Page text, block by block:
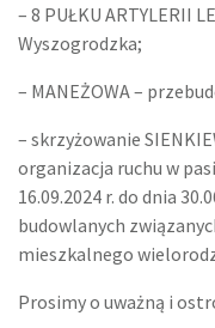
– 8 PUŁKU ARTYLERII
Wyszogrodzka;
– MANEŻOWA –
– skrzyżowanie
organizacja ruchu w
16.09.2024 r. do dnia
budowlanych
mieszkalnego
Prosimy o uważną i